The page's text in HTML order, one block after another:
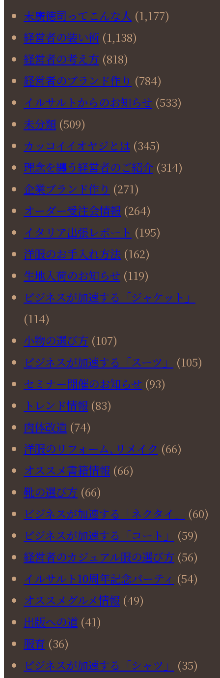
末廣徳司ってこんな人 (1,177)
経営者の装い術 (1,138)
経営者の考え方 (818)
経営者のブランド作り (784)
イルサルトからのお知らせ (533)
未分類 (509)
カッコイイオヤジとは (345)
理念を纏う経営者のご紹介 (314)
企業ブランド作り (271)
オーダー受注会情報 (264)
イタリア出張レポート (195)
洋服のお手入れ方法 (162)
生地入荷のお知らせ (119)
ビジネスが加速する「ジャケット」
(114)
小物の選び方 (107)
ビジネスが加速する「スーツ」
(105)
セミナー開催のお知らせ (93)
トレンド情報 (83)
肉体改造 (74)
洋服のリフォーム､リメイク (66)
オススメ書籍情報 (66)
靴の選び方 (66)
ビジネスが加速する「ネクタイ」
(60)
ビジネスが加速する「コート」
(59)
経営者のカジュアル服の選び方 (56)
イルサルト10周年記念パーティ (54)
オススメグルメ情報 (49)
出版への道 (41)
服育 (36)
ビジネスが加速する「シャツ」
(35)